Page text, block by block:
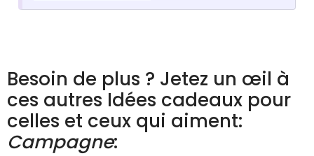
Besoin de plus ? Jetez un œil à
ces autres Idées cadeaux pour
celles et ceux qui aiment:
Campagne: